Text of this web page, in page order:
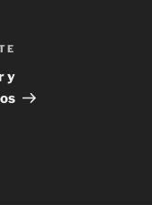
entrada
y